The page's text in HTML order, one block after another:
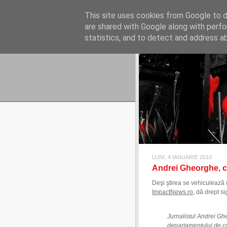
REFLECŢII
blog de reflecţii, informaţii şi
LUNI, 4 IANUARIE 2010
Andrei Gheorghe,
Deşi ştirea se vehiculează
ImpactNews.ro, dă drept
Jurnalistul Andrei
departamentului de
This site uses cookies from Google to
are shared with Google along with
statistics, and to detect and address